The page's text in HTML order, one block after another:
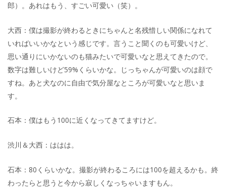
郎）。あれはもう、すごい可愛い（笑）。
大西：僕は撮影が終わるときにちゃんと名残惜しい関係になれて
いればいいかなという感じです。言うこと聞くのも可愛いけど、
思い通りにいかないのも猫みたいで可愛いなと思えてきたので。
数字は難しいけど59%くらいかな。じっちゃんが可愛いのは顔で
すね。あと犬なのに自由で気分屋なところが可愛いなと思いま
す。
石本：僕はもう100に近くなってきてますけど。
渋川＆大西：ははは。
石本：80くらいかな。撮影が終わるころには100を超えるかも。終
わったらと思うと今から寂しくなっちゃいますもん。